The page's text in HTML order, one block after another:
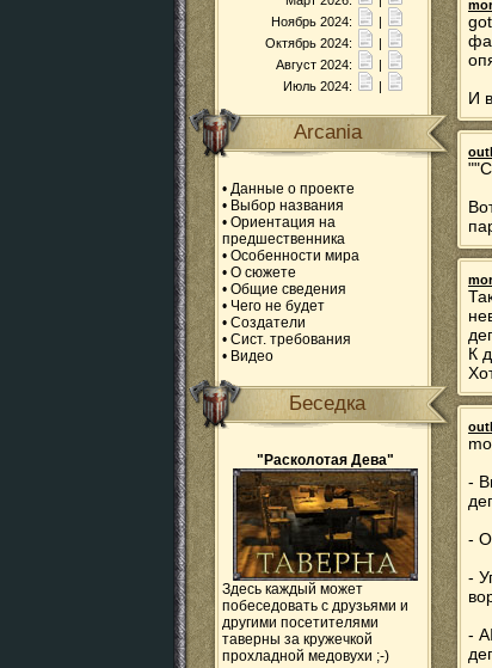
Ноябрь 2024:
|
Октябрь 2024:
|
Август 2024:
|
Июль 2024:
|
Arcania
• Данные о проекте
• Выбор названия
• Ориентация на
предшественника
• Особенности мира
• О сюжете
• Общие сведения
• Чего не будет
• Создатели
• Сист. требования
• Видео
Беседка
"Расколотая Дева"
Здесь каждый может
побеседовать с друзьями и
другими посетителями
таверны за кружечкой
прохладной медовухи ;-)
И
К
-
-
-
-